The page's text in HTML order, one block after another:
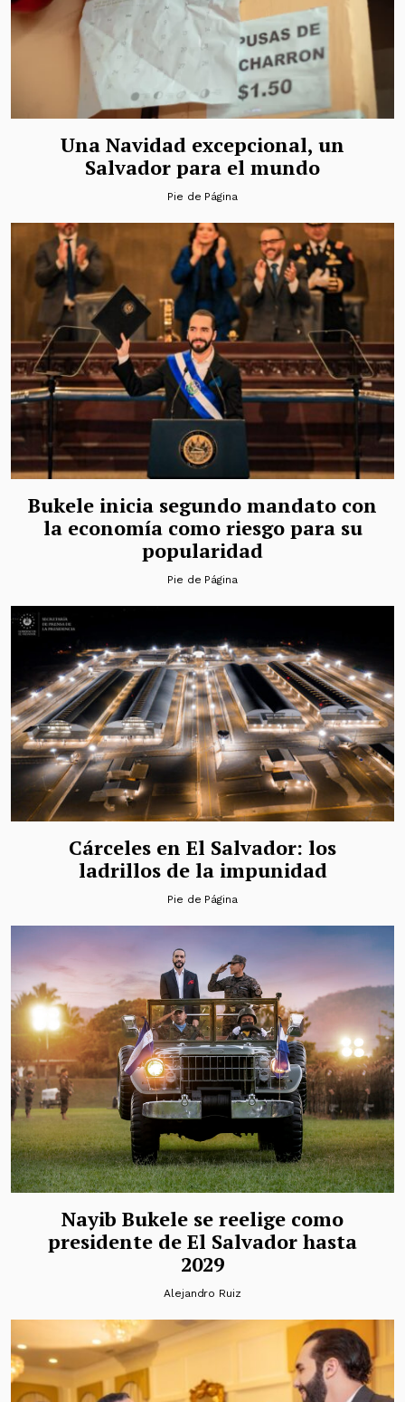
Una Navidad excepcional, un
Salvador para el mundo
Pie de Página
Bukele inicia segundo mandato con
la economía como riesgo para su
popularidad
Pie de Página
Cárceles en El Salvador: los
ladrillos de la impunidad
Pie de Página
Nayib Bukele se reelige como
presidente de El Salvador hasta
2029
Alejandro Ruiz